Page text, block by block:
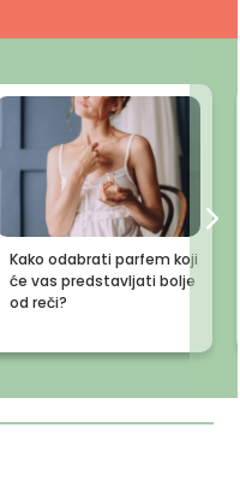
Kako odabrati parfem koji
će vas predstavljati bolje
od reči?